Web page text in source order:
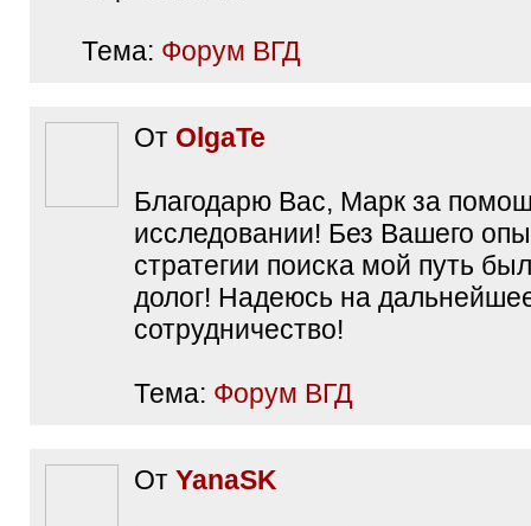
Тема: Форум ВГД
От OlgaTe
Благодарю Вас, Марк за
исследовании! Без Вашего
стратегии поиска мой путь
долог! Надеюсь на
сотрудничество!
Тема: Форум ВГД
От YanaSK